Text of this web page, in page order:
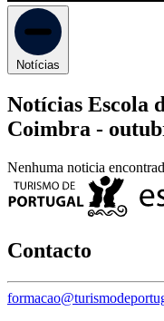
Notícias
Notícias Escola
Coimbra -
Nenhuma noticia
Contacto